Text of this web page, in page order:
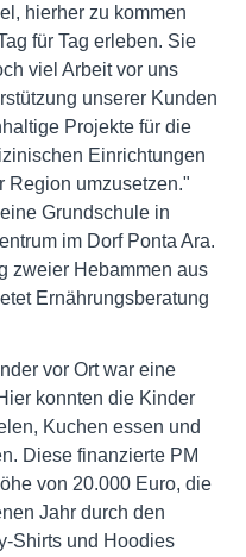
hierher zu kommen
für Tag erleben. Sie
viel Arbeit vor uns
unserer Kunden
Projekte für die
Einrichtungen
Region umzusetzen."
Grundschule in
im Dorf Ponta Ara.
zweier Hebammen aus
Ernährungsberatung
vor Ort war eine
konnten die Kinder
Kuchen essen und
Diese finanzierte PM
von 20.000 Euro, die
Jahr durch den
Shirts und Hoodies